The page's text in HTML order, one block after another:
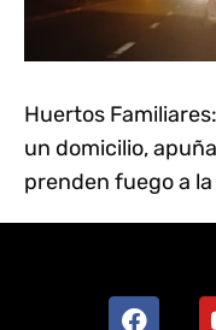
Huertos
un domicilio,
prenden fuego a